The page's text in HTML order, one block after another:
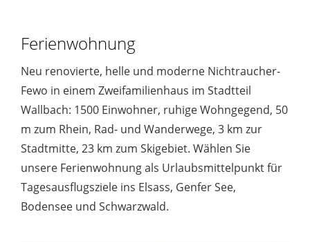
Ferienwohnung
Neu renovierte, helle und moderne Nichtraucher-
Fewo in einem Zweifamilienhaus im Stadtteil
Wallbach: 1500 Einwohner, ruhige Wohngegend, 50
m zum Rhein, Rad- und Wanderwege, 3 km zur
Stadtmitte, 23 km zum Skigebiet. Wählen Sie
unsere Ferienwohnung als Urlaubsmittelpunkt für
Tagesausflugsziele ins Elsass, Genfer See,
Bodensee und Schwarzwald.